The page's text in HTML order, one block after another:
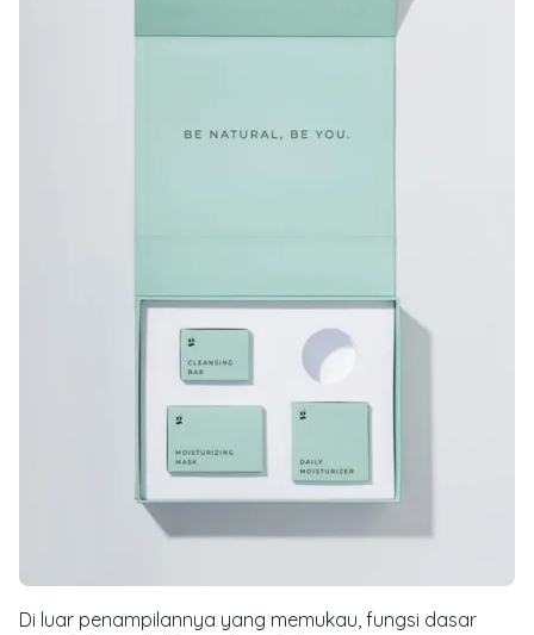
Di luar penampilannya yang memukau, fungsi dasar